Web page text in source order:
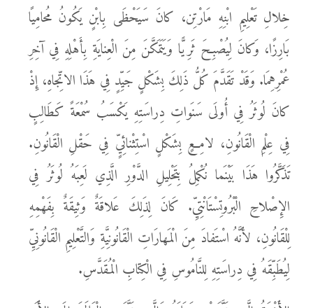
خِلالِ تَعْلِيمِ ابْنِهِ مَارْتِن، كانَ سَيَحْظَى بِابْنٍ يَكُونُ مُحامِيًا
بَارِزًا، وَكانَ لِيُصْبِحَ ثَرِيًّا وَيَتَمَكَّنَ مِنَ الْعِنايَةِ بِأَهْلِهِ فِي آخِرِ
عُمْرِهِمَا. وَقَدْ تَقَدَّمَ كُلُّ ذَلِكَ بِشَكْلٍ جَيِّدٍ فِي هَذَا الاتِّجاهِ، إِذْ
كانَ لُوثَرُ فِي أُولَى سَنَواتِ دِراسَتِهِ يَكْسَبُ سُمْعَةً كَطَالِبٍ
فِي عِلْمِ الْقَانُونِ، لامِعٍ بِشَكْلٍ اسْتِثْنائِيٍّ فِي حَقْلِ الْقَانُونِ.
تَذَكَّرُوا هَذَا بَيْنَما نُكْمِلُ بِتَحْلِيلِ الدَّوْرِ الَّذِي لَعِبَهُ لُوثَرُ فِي
الإِصْلاحِ الْبْرُوتِسْتَانْتِيِّ. كَانَ لِذَلِكَ عَلاقَةٌ وَثِيقَةٌ بِفَهْمِهِ
لِلْقَانُونِ، لأَنَّهُ اسْتَفادَ مِنَ الْمَهارَاتِ الْقَانُونِيَّةِ وَالتَّعْلِيمِ الْقَانُونِيِّ
لِيُطَبِّقَهُ فِي دِراسَتِهِ لِلنَّامُوسِ فِي الْكِتابِ الْمُقَدَّسِ.